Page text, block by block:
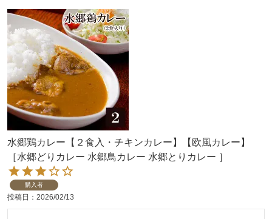
水郷鶏カレー【２食入・チキンカレー】【欧風カレー】
［水郷どりカレー 水郷鳥カレー 水郷とりカレー ］
購入者
投稿日 2026/02/13